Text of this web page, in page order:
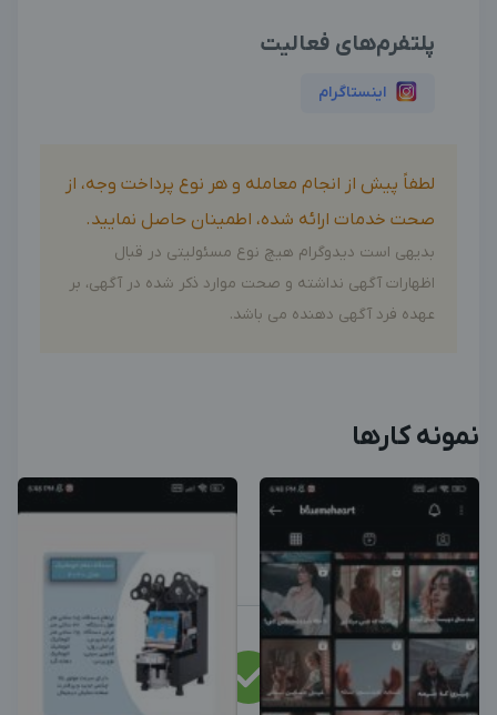
پلتفرم‌های فعالیت
اینستاگرام
لطفاً پیش از انجام معامله و هر نوع پرداخت وجه، از
صحت خدمات ارائه شده، اطمینان حاصل نمایید.
بدیهی است دیدوگرام هیچ نوع مسئولیتی در قبال
اظهارات آگهی نداشته و صحت موارد ذکر شده در آگهی، بر
عهده فرد آگهی دهنده می باشد.
نمونه کارها